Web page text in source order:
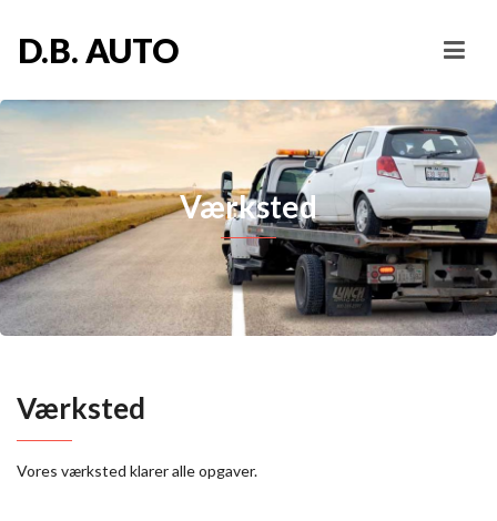
D.B. AUTO
Værksted
Værksted
Vores værksted klarer alle opgaver.